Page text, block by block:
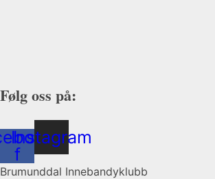
Følg oss på:
f
Instagram
Brumunddal Innebandyklubb